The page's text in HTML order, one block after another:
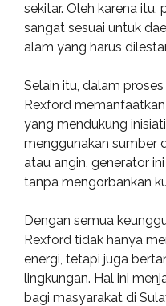
sekitar. Oleh karena itu,
sangat sesuai untuk
alam yang harus
Selain itu, dalam
Rexford
yang mendukung
menggunakan sumber
atau angin, generator
tanpa mengorbankan
Dengan semua
Rexford tidak hanya
energi, tetapi juga
lingkungan. Hal ini
bagi masyarakat di